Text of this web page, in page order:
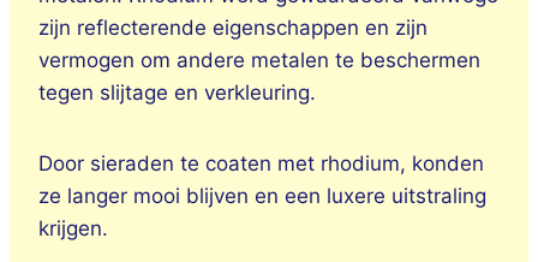
zijn reflecterende eigenschappen en zijn
vermogen om andere metalen te beschermen
tegen slijtage en verkleuring.
Door sieraden te coaten met rhodium, konden
ze langer mooi blijven en een luxere uitstraling
krijgen.